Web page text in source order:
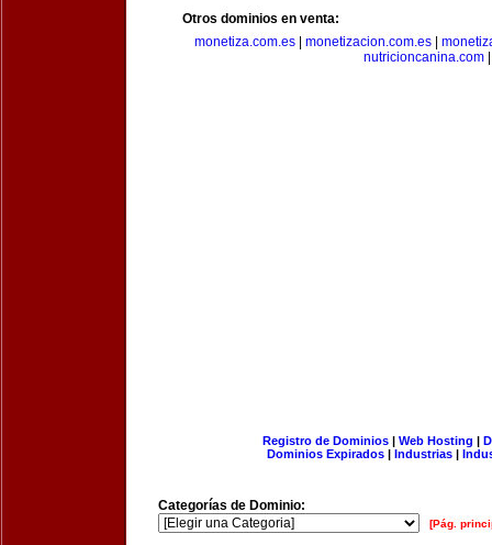
Otros dominios en venta:
monetiza.com.es| monetizacion.com.es|
nutricioncanina.com
Registro de Dominios| Web Hosting |
Dominios Expirados | Industrias |
Categorías de Dominio:
[Pág.